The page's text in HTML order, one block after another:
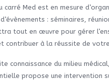
carré Med est en mesure
: séminaires,
tout en œuvre pour gérer
contribuer à la réussite de
connaissance du milieu
propose une intervention